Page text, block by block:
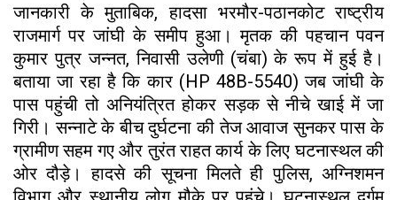
जानकारी के मुताबिक, हादसा भरमौर-पठानकोट राष्ट्रीय
राजमार्ग पर जांघी के समीप हुआ। मृतक की पहचान पवन
कुमार पुत्र जन्नत, निवासी उलेणी (चंबा) के रूप में हुई है।
बताया जा रहा है कि कार (HP 48B-5540) जब जांघी के
पास पहुंची तो अनियंत्रित होकर सड़क से नीचे खाई में जा
गिरी। सन्नाटे के बीच दुर्घटना की तेज आवाज सुनकर पास के
ग्रामीण सहम गए और तुरंत राहत कार्य के लिए घटनास्थल की
ओर दौड़े। हादसे की सूचना मिलते ही पुलिस, अग्निशमन